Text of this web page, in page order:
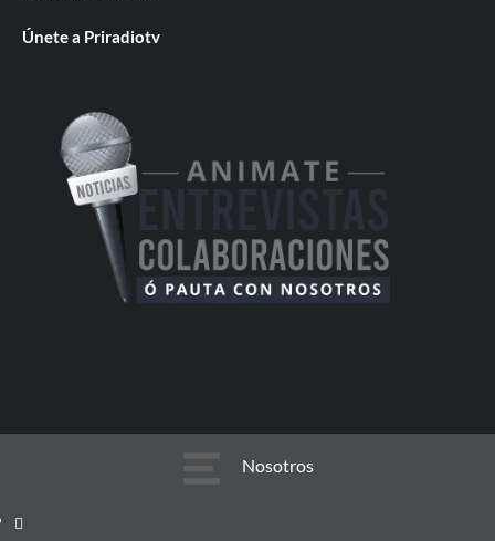
Únete a Priradiotv
Nosotros
Nosotros